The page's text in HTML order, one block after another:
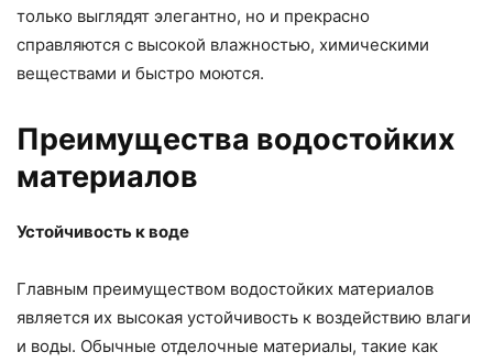
только выглядят элегантно, но и прекрасно
справляются с высокой влажностью, химическими
веществами и быстро моются.
Преимущества водостойких
материалов
Устойчивость к воде
Главным преимуществом водостойких материалов
является их высокая устойчивость к воздействию влаги
и воды. Обычные отделочные материалы, такие как